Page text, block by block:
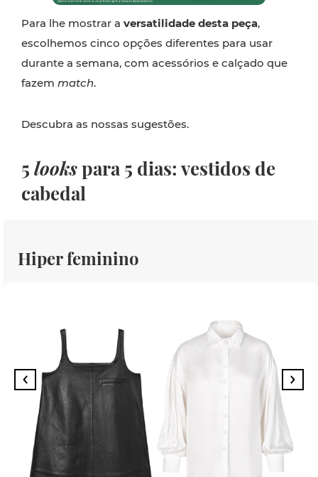
Para lhe mostrar a versatilidade desta peça,
escolhemos cinco opções diferentes para usar
durante a semana, com acessórios e calçado que
fazem match.
Descubra as nossas sugestões.
5 lookspara 5 dias: vestidos de
cabedal
Hiper feminino